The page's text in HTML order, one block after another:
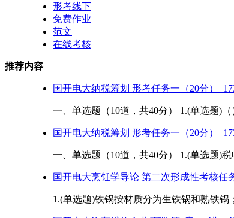
形考线下
免费作业
范文
在线考核
推荐内容
国开电大纳税筹划 形考任务一（20分）
一、单选题（10道，共40分） 1.(单选题)
国开电大纳税筹划 形考任务一（20分）
一、单选题（10道，共40分） 1.(单选题)
国开电大烹饪学导论 第二次形成性考核任
1.(单选题)铁锅按材质分为生铁锅和熟铁